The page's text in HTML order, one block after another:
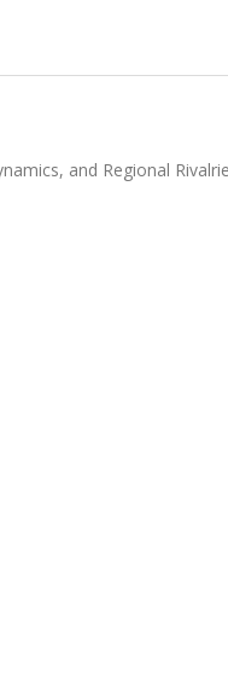
and Regional